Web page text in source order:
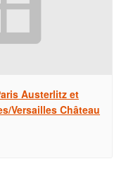
Austerlitz et
Versailles Château